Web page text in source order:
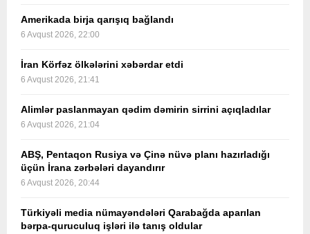
Amerikada birja qarışıq bağlandı
6 Avqust 2026, 22:00
İran Körfəz ölkələrini xəbərdar etdi
6 Avqust 2026, 21:41
Alimlər paslanmayan qədim dəmirin sirrini açıqladılar
6 Avqust 2026, 21:04
ABŞ, Pentaqon Rusiya və Çinə nüvə planı hazırladığı
üçün İrana zərbələri dayandırır
6 Avqust 2026, 20:44
Türkiyəli media nümayəndələri Qarabağda aparılan
bərpa-quruculuq işləri ilə tanış oldular